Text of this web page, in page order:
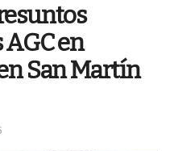
en
San Martín